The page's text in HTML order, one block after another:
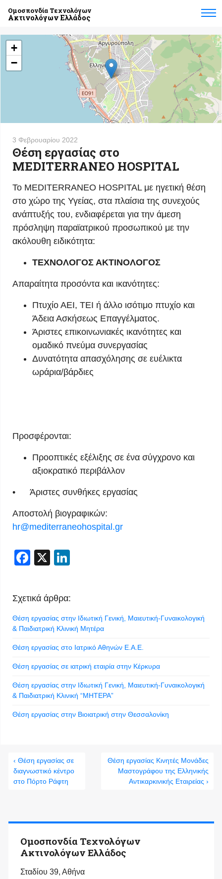
Ομοσπονδία Τεχνολόγων
Ακτινολόγων Ελλάδος
+
−
3 Φεβρουαρίου 2022
Θέση εργασίας στο
MEDITERRANEO HOSPITAL
Το MEDITERRANEO HOSPITAL με ηγετική θέση
στο χώρο της Υγείας, στα πλαίσια της συνεχούς
ανάπτυξής του, ενδιαφέρεται για την άμεση
πρόσληψη παραϊατρικού προσωπικού με την
ακόλουθη ειδικότητα:
ΤΕΧΝΟΛΟΓΟΣ ΑΚΤΙΝΟΛΟΓΟΣ
Απαραίτητα προσόντα και ικανότητες:
Πτυχίο ΑΕΙ, ΤΕΙ ή άλλο ισότιμο πτυχίο και
Άδεια Ασκήσεως Επαγγέλματος.
Άριστες επικοινωνιακές ικανότητες και
ομαδικό πνεύμα συνεργασίας
Δυνατότητα απασχόλησης σε ευέλικτα
ωράρια/βάρδιες
Προσφέρονται:
Προοπτικές εξέλιξης σε ένα σύγχρονο και
αξιοκρατικό περιβάλλον
• Άριστες συνθήκες εργασίας
Αποστολή βιογραφικών:
hr@mediterraneohospital.gr
Facebook
X
Σχετικά άρθρα:
Θέση εργασίας στην Ιδιωτική Γενική, Μαιευτική-Γυναικολογική
& Παιδιατρική Κλινική Μητέρα
Θέση εργασίας στο Ιατρικό Αθηνών Ε.Α.Ε.
Θέση εργασίας σε ιατρική εταιρία στην Κέρκυρα
Θέση εργασίας στην Ιδιωτική Γενική, Μαιευτική-Γυναικολογική
& Παιδιατρική Κλινική “ΜΗΤΕΡΑ”
Θέση εργασίας στην Βιοιατρική στην Θεσσαλονίκη
‹ Θέση εργασίας σε
διαγνωστικό κέντρο
στο Πόρτο Ράφτη
Θέση εργασίας Κινητές Μονάδες
Μαστογράφου της Ελληνικής
Αντικαρκινικής Εταιρείας ›
Ομοσπονδία Τεχνολόγων
Ακτινολόγων Ελλάδος
Σταδίου 39, Αθήνα